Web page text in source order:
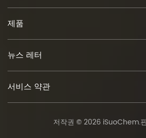
제품
뉴스 레터
서비스 약관
저작권 © 2026 iSuoChem.